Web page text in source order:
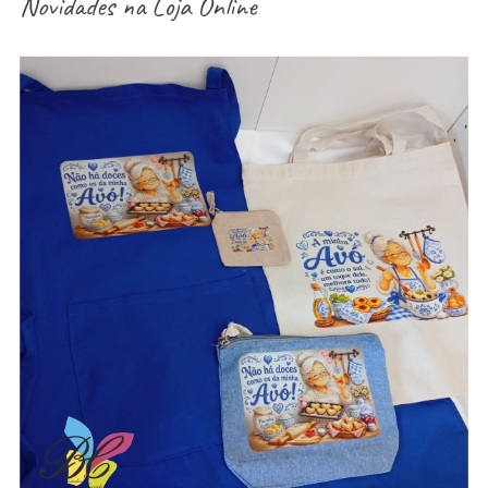
aventais / Sacos / necessaires / estojos /
porta-moedas dia dos avós – vários modelos